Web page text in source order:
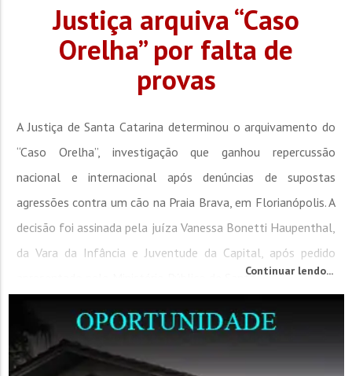
Justiça arquiva “Caso
Orelha” por falta de
provas
A Justiça de Santa Catarina determinou o arquivamento do
“Caso Orelha”, investigação que ganhou repercussão
nacional e internacional após denúncias de supostas
agressões contra um cão na Praia Brava, em Florianópolis. A
decisão foi assinada pela juíza Vanessa Bonetti Haupenthal,
da Vara da Infância e Juventude da Capital, após pedido
apresentado pelo Ministério Público de Santa...Continuar lendo...